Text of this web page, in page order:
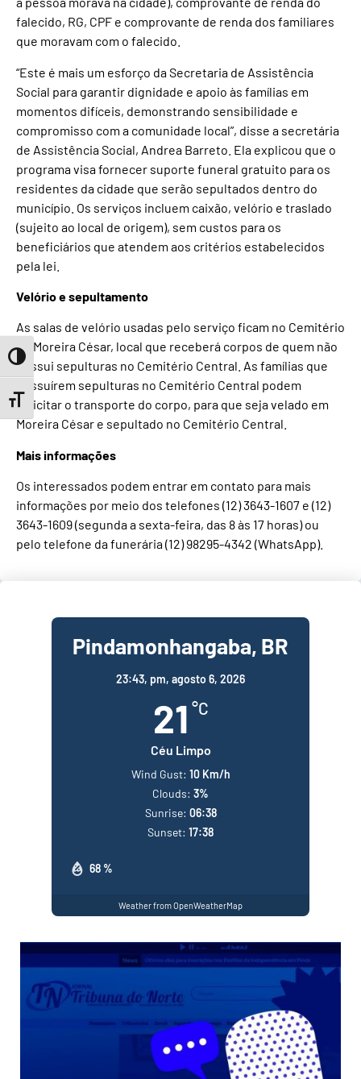
Toggle High Contrast
Toggle Font size
falecido, RG, CPF e comprovante de renda dos familiares
que moravam com o falecido.
“Este é mais um esforço da Secretaria de Assistência
Social para garantir dignidade e apoio às famílias em
momentos difíceis, demonstrando sensibilidade e
compromisso com a comunidade local”, disse a secretária
de Assistência Social, Andrea Barreto. Ela explicou que o
programa visa fornecer suporte funeral gratuito para os
residentes da cidade que serão sepultados dentro do
município. Os serviços incluem caixão, velório e traslado
(sujeito ao local de origem), sem custos para os
beneficiários que atendem aos critérios estabelecidos
pela lei.
Velório e sepultamento
As salas de velório usadas pelo serviço ficam no Cemitério
de Moreira César, local que receberá corpos de quem não
possui sepulturas no Cemitério Central. As famílias que
possuírem sepulturas no Cemitério Central podem
solicitar o transporte do corpo, para que seja velado em
Moreira César e sepultado no Cemitério Central.
Mais informações
Os interessados podem entrar em contato para mais
informações por meio dos telefones (12) 3643-1607 e (12)
3643-1609 (segunda a sexta-feira, das 8 às 17 horas) ou
pelo telefone da funerária (12) 98295-4342 (WhatsApp).
Pindamonhangaba, BR
23:43, pm, agosto 6, 2026
21 °C
Céu Limpo
68 %
Wind Gust: 10 Km/h
Clouds: 3%
Sunrise: 06:38
Sunset: 17:38
Weather from OpenWeatherMap